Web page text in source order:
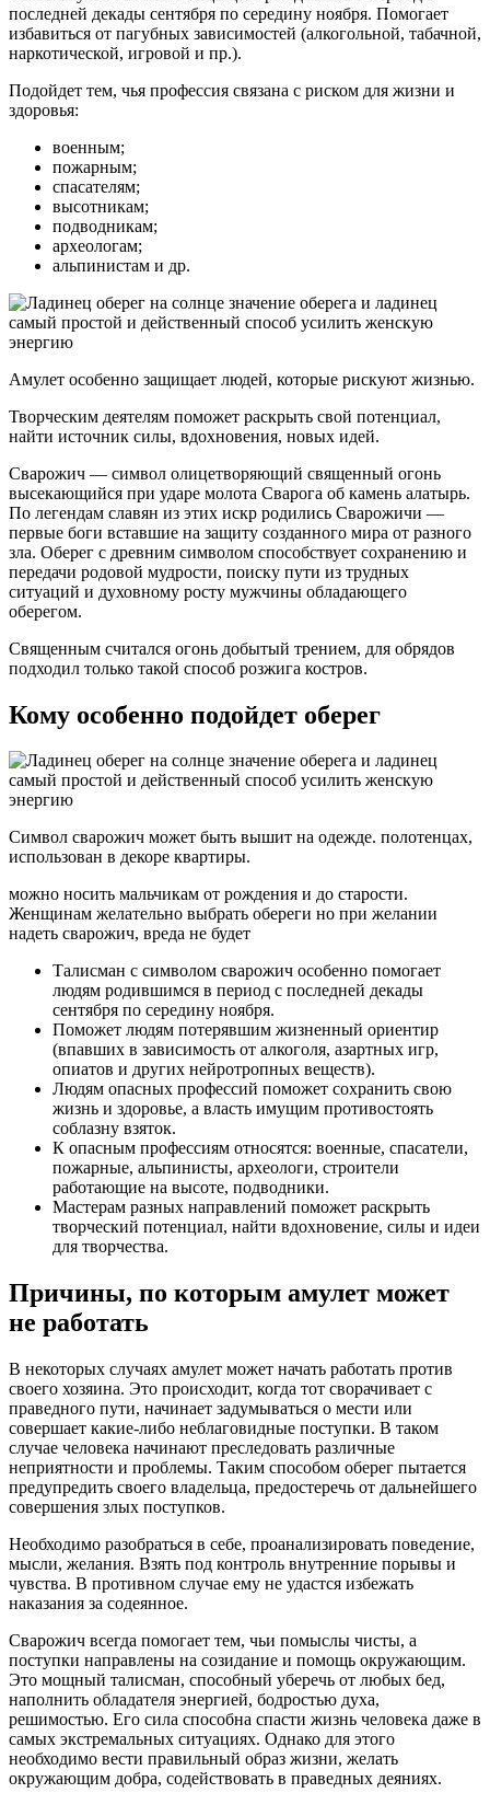
последней декады сентября по середину ноября. Помогает
избавиться от пагубных зависимостей (алкогольной, табачной,
наркотической, игровой и пр.).
Подойдет тем, чья профессия связана с риском для жизни и
здоровья:
военным;
пожарным;
спасателям;
высотникам;
подводникам;
археологам;
альпинистам и др.
Амулет особенно защищает людей, которые рискуют жизнью.
Творческим деятелям поможет раскрыть свой потенциал,
найти источник силы, вдохновения, новых идей.
Сварожич — символ олицетворяющий священный огонь
высекающийся при ударе молота Сварога об камень алатырь.
По легендам славян из этих искр родились Сварожичи —
первые боги вставшие на защиту созданного мира от разного
зла. Оберег с древним символом способствует сохранению и
передачи родовой мудрости, поиску пути из трудных
ситуаций и духовному росту мужчины обладающего
оберегом.
Священным считался огонь добытый трением, для обрядов
подходил только такой способ розжига костров.
Кому особенно подойдет оберег
Символ сварожич может быть вышит на одежде. полотенцах,
использован в декоре квартиры.
можно носить мальчикам от рождения и до старости.
Женщинам желательно выбрать обереги но при желании
надеть сварожич, вреда не будет
Талисман с символом сварожич особенно помогает
людям родившимся в период с последней декады
сентября по середину ноября.
Поможет людям потерявшим жизненный ориентир
(впавших в зависимость от алкоголя, азартных игр,
опиатов и других нейротропных веществ).
Людям опасных профессий поможет сохранить свою
жизнь и здоровье, а власть имущим противостоять
соблазну взяток.
К опасным профессиям относятся: военные, спасатели,
пожарные, альпинисты, археологи, строители
работающие на высоте, подводники.
Мастерам разных направлений поможет раскрыть
творческий потенциал, найти вдохновение, силы и идеи
для творчества.
Причины, по которым амулет может
не работать
В некоторых случаях амулет может начать работать против
своего хозяина. Это происходит, когда тот сворачивает с
праведного пути, начинает задумываться о мести или
совершает какие-либо неблаговидные поступки. В таком
случае человека начинают преследовать различные
неприятности и проблемы. Таким способом оберег пытается
предупредить своего владельца, предостеречь от дальнейшего
совершения злых поступков.
Необходимо разобраться в себе, проанализировать поведение,
мысли, желания. Взять под контроль внутренние порывы и
чувства. В противном случае ему не удастся избежать
наказания за содеянное.
Сварожич всегда помогает тем, чьи помыслы чисты, а
поступки направлены на созидание и помощь окружающим.
Это мощный талисман, способный уберечь от любых бед,
наполнить обладателя энергией, бодростью духа,
решимостью. Его сила способна спасти жизнь человека даже в
самых экстремальных ситуациях. Однако для этого
необходимо вести правильный образ жизни, желать
окружающим добра, содействовать в праведных деяниях.